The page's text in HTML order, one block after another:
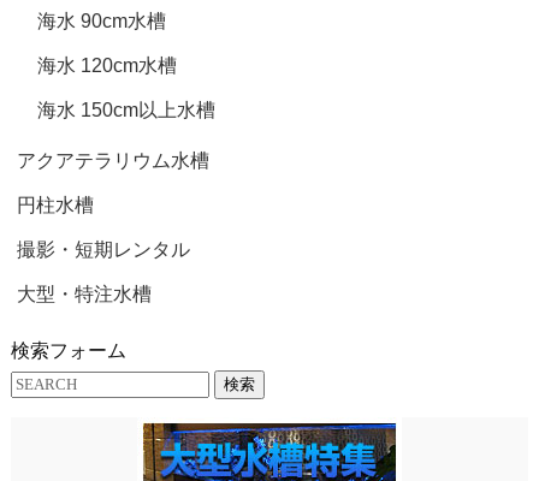
海水 90cm水槽
海水 120cm水槽
海水 150cm以上水槽
アクアテラリウム水槽
円柱水槽
撮影・短期レンタル
大型・特注水槽
検索フォーム
検索